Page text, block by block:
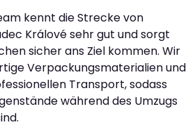
kennt die Strecke von
Králové sehr gut und sorgt
sicher ans Ziel kommen. Wir
Verpackungsmaterialien und
Transport, sodass
während des Umzugs